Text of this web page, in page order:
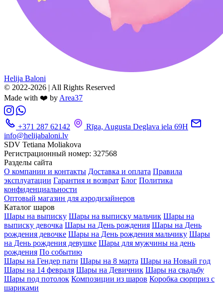
Helija Baloni
© 2022-2026 | All Rights Reserved
Made with ❤️ by Area37
+371 287 62142
Rīga, Augusta Deglava iela 69H
info@helijabaloni.lv
SDV Tetiana Moliakova
Регистрационный номер: 327568
Разделы сайта
О компании и контакты Доставка и оплата Правила
эксплуатации Гарантия и возврат Блог Политика
конфиденциальности
Оптовый магазин для аэродизайнеров
Каталог шаров
Шары на выписку Шары на выписку мальчик Шары на
выписку девочка Шары на День рождения Шары на День
рождения девочке Шары на День рождения мальчику Шары
на День рождения девушке Шары для мужчины на день
рождения По событию
Шары на Гендер пати Шары на 8 марта Шары на Новый год
Шары на 14 февраля Шары на Девичник Шары на свадьбу
Шары под потолок Композиции из шаров Коробка сюрприз с
шариками